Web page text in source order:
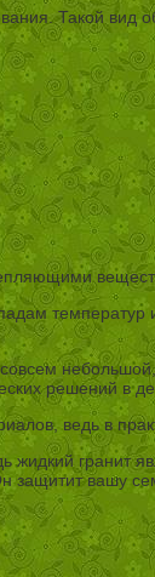
Такой
решений в
ведь в
гранит
защитит вашу